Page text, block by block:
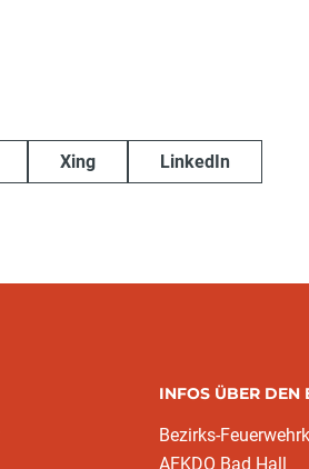
Xing LinkedIn
INFOS ÜBER DEN
Bezirks-
AFKDO Bad Hall